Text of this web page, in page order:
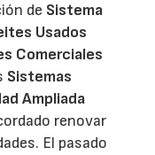
de Sistema
Usados
Comerciales
Sistemas
Ampliada
renovar
El pasado